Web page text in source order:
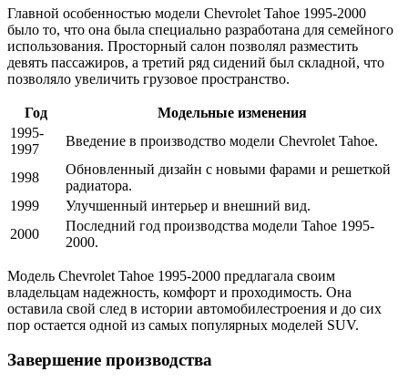
Главной особенностью модели Chevrolet Tahoe 1995-2000
было то, что она была специально разработана для семейного
использования. Просторный салон позволял разместить
девять пассажиров, а третий ряд сидений был складной, что
позволяло увеличить грузовое пространство.
Год
Модельные изменения
1995-
1997
Введение в производство модели Chevrolet Tahoe.
1998
Обновленный дизайн с новыми фарами и решеткой
радиатора.
1999
Улучшенный интерьер и внешний вид.
2000
Последний год производства модели Tahoe 1995-
2000.
Модель Chevrolet Tahoe 1995-2000 предлагала своим
владельцам надежность, комфорт и проходимость. Она
оставила свой след в истории автомобилестроения и до сих
пор остается одной из самых популярных моделей SUV.
Завершение производства